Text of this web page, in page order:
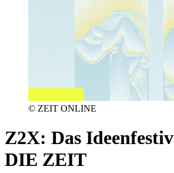
© ZEIT ONLINE
Z2X: Das
DIE ZEIT